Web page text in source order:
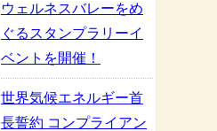
ウェルネスバレーをめ
ぐるスタンプラリーイ
ベントを開催！
世界気候エネルギー首
長誓約 コンプライアン